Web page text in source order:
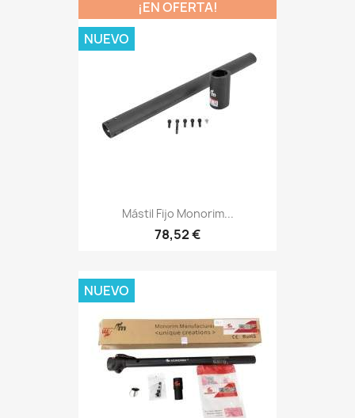
Mástil Fijo Monorim...
78,52 €
¡EN OFERTA!
NUEVO
NUEVO